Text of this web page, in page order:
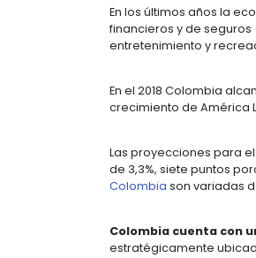
27 de Marzo de
Durante el
¿POR
En los últimos
financieros y de